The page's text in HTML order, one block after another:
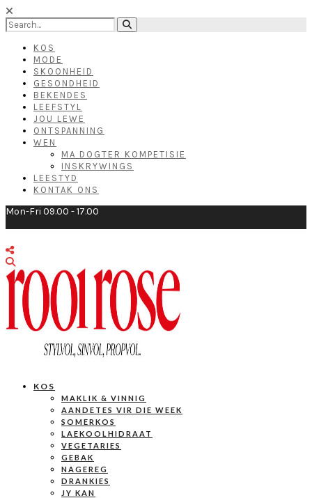
KOS
MODE
SKOONHEID
GESONDHEID
BEKENDES
LEEFSTYL
JOU LEWE
ONTSPANNING
WEN
MA DOGTER KOMPETISIE
INSKRYWINGS
LEESTYD
KONTAK ONS
Mon-Fri 09.00 - 17.00
KOS
MAKLIK & VINNIG
AANDETES VIR DIE WEEK
SOMERKOS
LAEKOOLHIDRAAT
VEGETARIES
GEBAK
NAGEREG
DRANKIES
JY KAN